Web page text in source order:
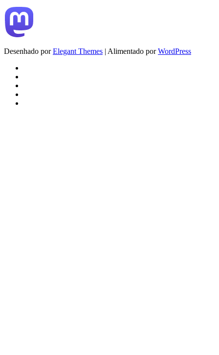
Desenhado porElegant Themes | Alimentado porWordPress